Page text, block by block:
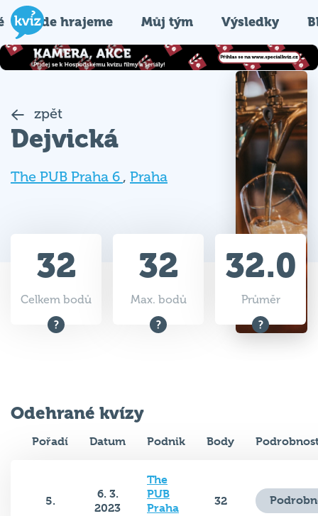
Kde hrajeme Můj tým Výsledky
zpět
Dejvická
The PUB Praha 6 , Praha
32
Celkem bodů
32
Max. bodů
32.0
Průměr
Odehrané kvízy
Pořadí Datum Podnik Body
5.
6. 3.
2023
The
PUB
Praha
32